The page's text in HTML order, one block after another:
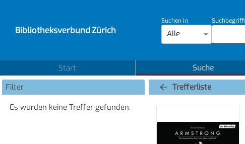
Bibliotheksverbund Zürich
Suchen in
Alle
Start Suche
Filter
Es wurden keine Treffer gefunden.
Trefferliste